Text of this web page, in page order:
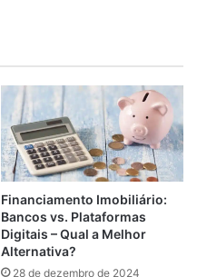
Financiamento Imobiliário:
Bancos vs. Plataformas
Digitais – Qual a Melhor
Alternativa?
28 de dezembro de 2024